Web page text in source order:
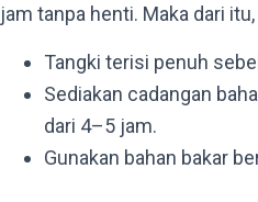
jam tanpa henti. Maka dari
Tangki terisi penuh
Sediakan cadangan
dari 4–5 jam.
Gunakan bahan bakar